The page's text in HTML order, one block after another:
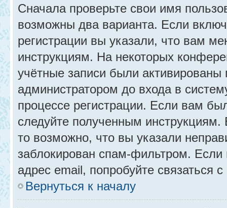
Сначала проверьте свои имя
возможны два варианта. Если
регистрации вы указали, что вам
инструкциям. На некоторых
учётные записи были активированы
администратором до входа в
процессе регистрации. Если вам
следуйте полученным
то возможно, что вы указали
заблокирован спам-фильтром.
адрес email, попробуйте связаться
Вернуться к началу